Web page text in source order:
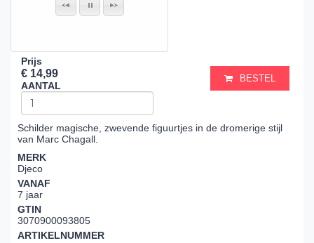
Prijs
€ 14,99
AANTAL
BESTEL
Schilder magische, zwevende figuurtjes in de dromerige stijl
van Marc Chagall.
MERK
Djeco
VANAF
7 jaar
GTIN
3070900093805
ARTIKELNUMMER